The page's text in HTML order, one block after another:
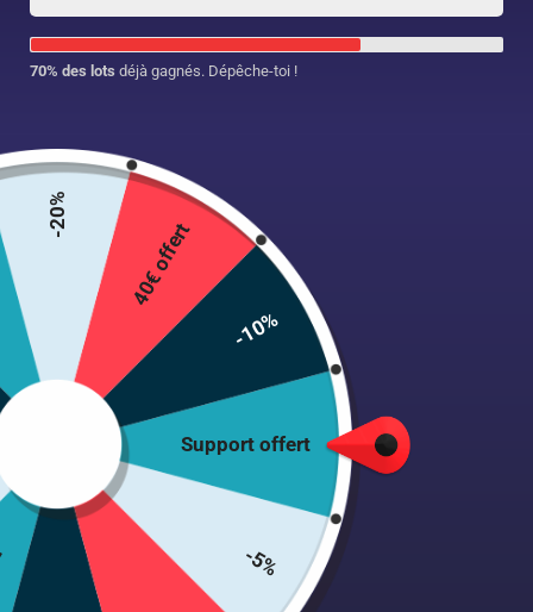
Limonadier
Micron
26 en stock
Ajouter au panier
70% des lots déjà gagnés. Dépêche-toi !
Support offert
-5%
-20%
40€ offert
-10%